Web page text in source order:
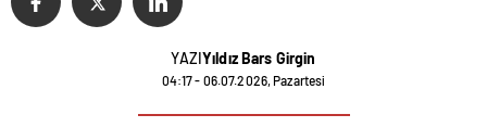
YAZIYıldız Bars Girgin
04:17 - 06.07.2026, Pazartesi